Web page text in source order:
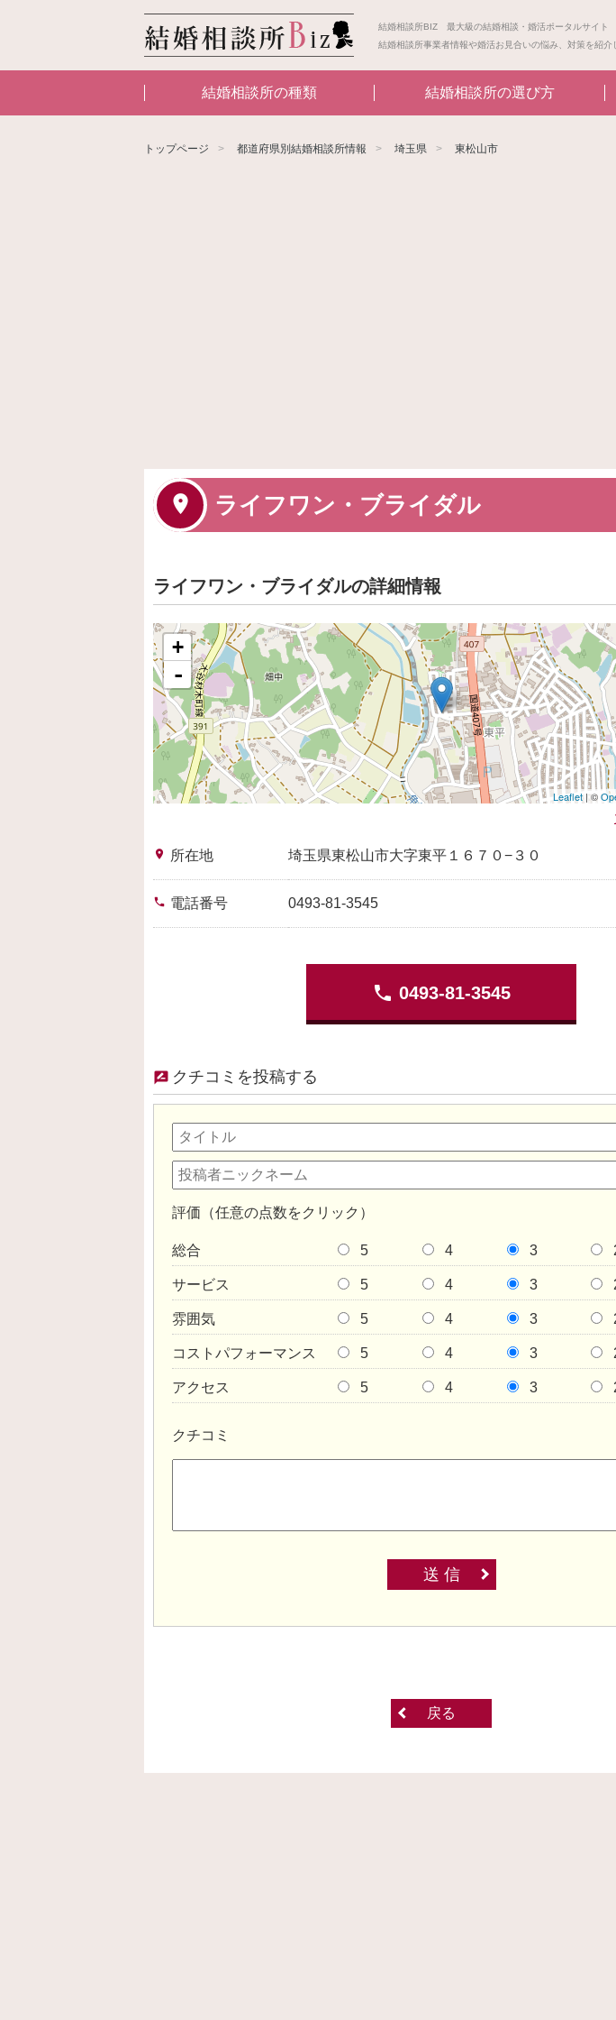
結婚相談所BIZ 最大級の結婚相談・婚活ポータルサイト
結婚相談所事業者情報や婚活お見合いの悩み、対策を紹介
結婚相談所の種類 結婚相談所の選び方
トップページ 都道府県別結婚相談所情報 埼玉県 東松山市
ライフワン・ブライダル
ライフワン・ブライダルの詳細情報
+
-
Leaflet| ©
place 所在地 埼玉県東松山市大字東平１６７０−３０
phone 電話番号 0493-81-3545
phone 0493-81-3545
クチコミを投稿する
評価（任意の点数をクリック）
総合 5 4 3
サービス 5 4 3
雰囲気 5 4 3
コストパフォーマンス 5 4 3
アクセス 5 4 3
クチコミ
送 信
戻る